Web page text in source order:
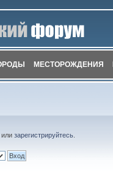
МЕСТОРОЖДЕНИЯ
илизарегистрируйтесь